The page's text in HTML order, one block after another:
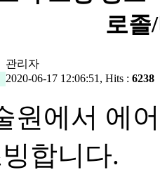
로졸
관리자
2020-06-17 12:06:51, Hits : 6238
원에서 에
합니다.